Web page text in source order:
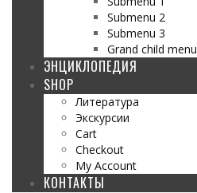
Submenu 2
Submenu 3
Grand child menu
ЭНЦИКЛОПЕДИЯ
SHOP
Литература
Экскурсии
Cart
Checkout
My Account
КОНТАКТЫ